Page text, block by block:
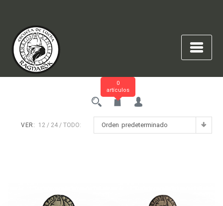
contenido
0
artículos
Orden predeterminado
VER: 12 24 TODO: